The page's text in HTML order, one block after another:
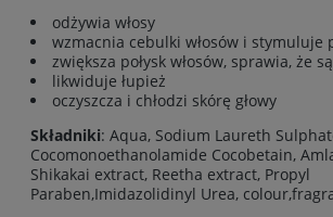
odżywia włosy
wzmacnia cebulki włosów i stymuluje
zwiększa połysk włosów, sprawia, że
likwiduje łupież
oczyszcza i chłodzi skórę głowy
Składniki: Aqua, Sodium Laureth
Cocomonoethanolamide Cocobetain,
Shikakai extract, Reetha extract, Propyl
Paraben,Imidazolidinyl Urea,